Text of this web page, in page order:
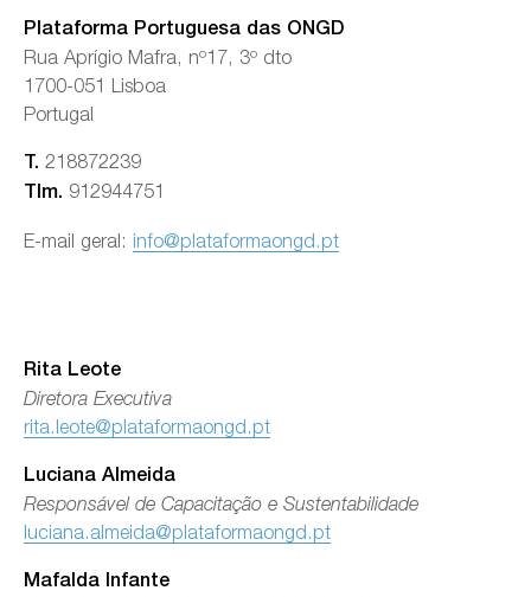
Plataforma Portuguesa das ONGD
Rua Aprígio Mafra, nº17, 3º dto
1700-051 Lisboa
Portugal
T. 218872239
Tlm. 912944751
E-mail geral: info@plataformaongd.pt
Rita Leote
Diretora Executiva
rita.leote@plataformaongd.pt
Luciana Almeida
Responsável de Capacitação e Sustentabilidade
luciana.almeida@plataformaongd.pt
Mafalda Infante